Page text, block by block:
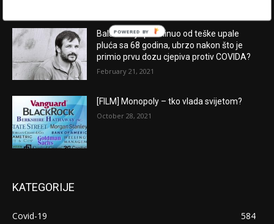
Balašević je preminuo od teške upale
pluća sa 68 godina, ubrzo nakon što je
primio prvu dozu cjepiva protiv COVIDA?
February 21, 2021
[FILM] Monopoly – tko vlada svijetom?
October 28, 2021
KATEGORIJE
Covid-19
584
POWERED BY